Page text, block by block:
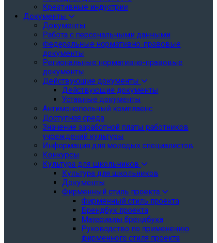
Креативные индустрии
Документы
Документы
Работа с персональными данными
Федеральные нормативно-правовые
документы
Региональные нормативно-правовые
документы
Действующие документы
Действующие документы
Уставные документы
Антимонопольный комплаенс
Доступная среда
Значение заработной платы работников
учреждений культуры
Информация для молодых специалистов
Конкурсы
Культура для школьников
Культура для школьников
Документы
Фирменный стиль проекта
Фирменный стиль проекта
Брендбук проекта
Материалы брендбука
Руководство по применению
фирменного стиля проекта